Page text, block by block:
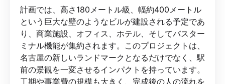
計画では、高さ180メートル級、幅約400メートル
という巨大な壁のようなビルが建設される予定であ
り、商業施設、オフィス、ホテル、そしてバスター
ミナル機能が集約されます。このプロジェクトは、
名古屋の新しいランドマークとなるだけでなく、駅
前の景観を一変させるインパクトを持っています。
工期や事業費の規模も大きく、完成後の人の流れを